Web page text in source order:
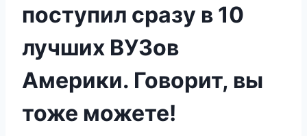
поступил сразу в 10
лучших ВУЗов
Америки. Говорит, вы
тоже можете!